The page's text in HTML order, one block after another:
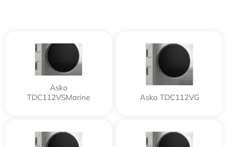
Asko
TDC112VSMarine
Asko TDC112VG